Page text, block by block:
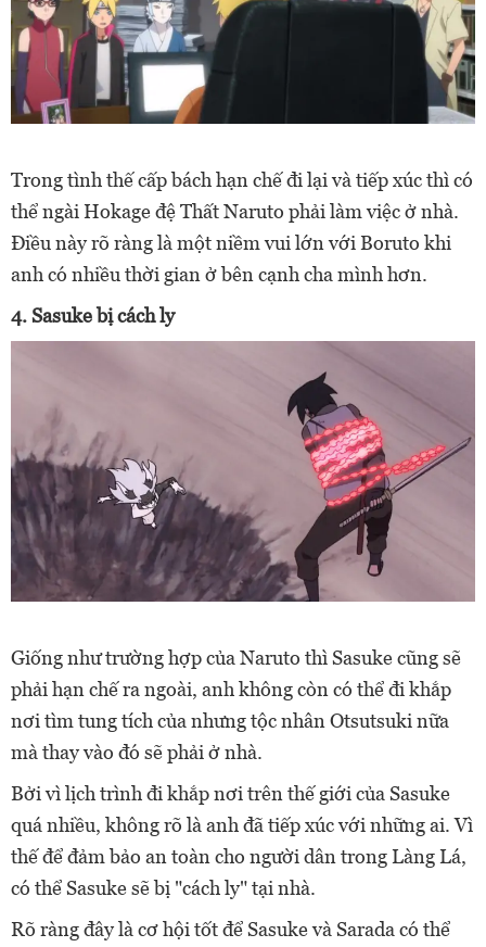
Trong tình thế cấp bách hạn chế đi lại và tiếp xúc thì có
thể ngài Hokage đệ Thất Naruto phải làm việc ở nhà.
Điều này rõ ràng là một niềm vui lớn với Boruto khi
anh có nhiều thời gian ở bên cạnh cha mình hơn.
4. Sasuke bị cách ly
Giống như trường hợp của Naruto thì Sasuke cũng sẽ
phải hạn chế ra ngoài, anh không còn có thể đi khắp
nơi tìm tung tích của nhưng tộc nhân Otsutsuki nữa
mà thay vào đó sẽ phải ở nhà.
Bởi vì lịch trình đi khắp nơi trên thế giới của Sasuke
quá nhiều, không rõ là anh đã tiếp xúc với những ai. Vì
thế để đảm bảo an toàn cho người dân trong Làng Lá,
có thể Sasuke sẽ bị "cách ly" tại nhà.
Rõ ràng đây là cơ hội tốt để Sasuke và Sarada có thể